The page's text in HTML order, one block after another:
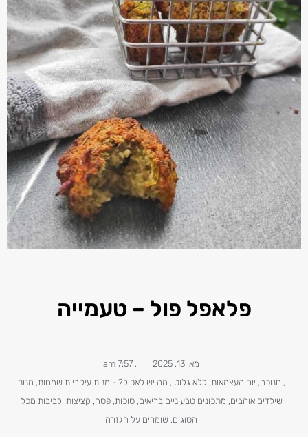
פלאפל פול – טעמייה
מאי 13, 2025 ,
7:57 am
, חנוכה, יום העצמאות, ללא גלוטן, מה יש לאכול? - מנות עיקריות שמחות, מנות
שילדים אוהבים, מתכונים טבעוניים​ בריאים,סוכות,פסח, קציצות ולביבות מכל
הסוגים, שומרים על הגזרה